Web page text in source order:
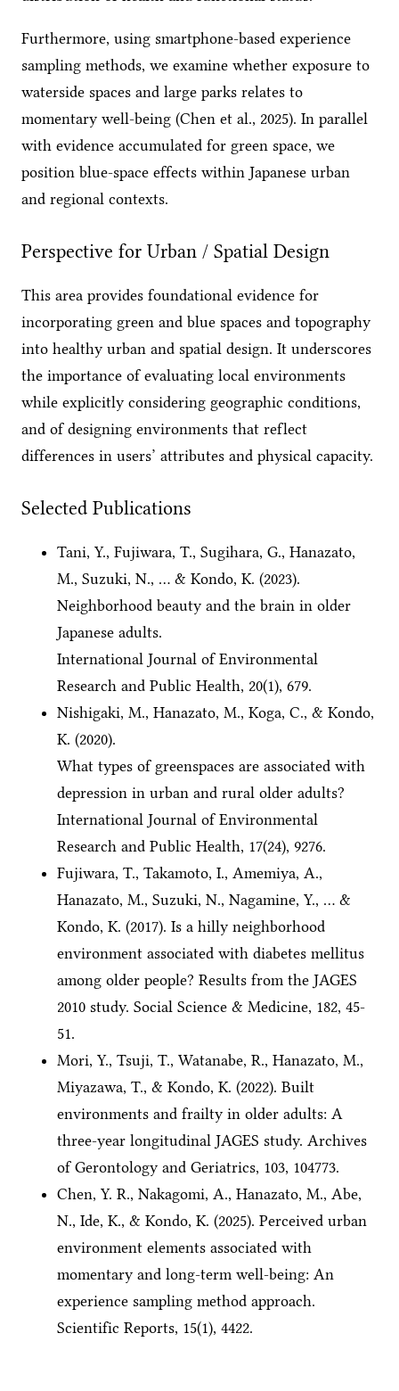
Furthermore, using smartphone-based experience
sampling methods, we examine whether exposure to
waterside spaces and large parks relates to
momentary well-being (Chen et al., 2025). In parallel
with evidence accumulated for green space, we
position blue-space effects within Japanese urban
and regional contexts.
Perspective for Urban / Spatial Design
This area provides foundational evidence for
incorporating green and blue spaces and topography
into healthy urban and spatial design. It underscores
the importance of evaluating local environments
while explicitly considering geographic conditions,
and of designing environments that reflect
differences in users’ attributes and physical capacity.
Selected Publications
Tani, Y., Fujiwara, T., Sugihara, G., Hanazato,
M., Suzuki, N., … & Kondo, K. (2023).
Neighborhood beauty and the brain in older
Japanese adults.
International Journal of Environmental
Research and Public Health, 20(1), 679.
Nishigaki, M., Hanazato, M., Koga, C., & Kondo,
K. (2020).
What types of greenspaces are associated with
depression in urban and rural older adults?
International Journal of Environmental
Research and Public Health, 17(24), 9276.
Fujiwara, T., Takamoto, I., Amemiya, A.,
Hanazato, M., Suzuki, N., Nagamine, Y., … &
Kondo, K. (2017). Is a hilly neighborhood
environment associated with diabetes mellitus
among older people? Results from the JAGES
2010 study. Social Science & Medicine, 182, 45-
51.
Mori, Y., Tsuji, T., Watanabe, R., Hanazato, M.,
Miyazawa, T., & Kondo, K. (2022). Built
environments and frailty in older adults: A
three-year longitudinal JAGES study. Archives
of Gerontology and Geriatrics, 103, 104773.
Chen, Y. R., Nakagomi, A., Hanazato, M., Abe,
N., Ide, K., & Kondo, K. (2025). Perceived urban
environment elements associated with
momentary and long-term well-being: An
experience sampling method approach.
Scientific Reports, 15(1), 4422.